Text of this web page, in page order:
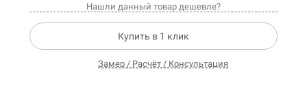
Нашли данный товар дешевле?
Купить в 1 клик
Замер / Расчёт / Консультация